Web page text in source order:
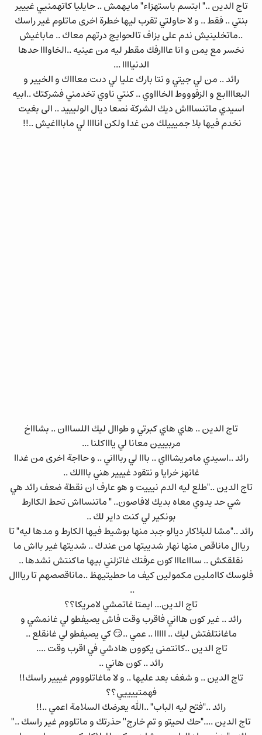
تاج الدين .." ابتسم باستهزاء" مايهمش .. حايليا كاتهمنيي غييير
بنتي .. فقط .. و لا حاولتي تقرب ليها خطرة اخرى ماتلوم غير راسك
..ماتخلينيش ندم على بزاف تالحوايج درتهم معاك .. ماباغيش
نخسر مع يمن و انا عااارفك مقطر ليه من عينيه ..الخاوااا حدها
الدنياااا ...
رائد .. من لي جيتي و نتا بارك عليا لي دىت معاااك و الخيير و
البعاااابع و الزفوووط الخاااوي .. كنتي ناوي تخدمني فشركتك ..ابيه
اسيدي ماتنساااش ديك الشركة نصعا ديال الوليييد .. الى بغيت
نخدم فيها بلا جميييلك من غدا ولكن اناااا لي ماباااغيش ..!!
تاج الدين .. هاي هاي كبرتي و طواال ليك اللسااان .. بشاااخ
مربييين معانا لي ياااكلنا ...
رائد ..اسيدي مامريشاااي .. بااا لي رباااني .. و حااجة اخرى من غداا
غانهز خرايا و نتقود غييير هني بااالك ..
تاج الدين .."طلع ليه الدم نيييت و هو عارف ان نقطة ضعف رائد هي
شي حد يدوي معاه بديك لافاصون.. " ماتنسااش تحط الكاارط
بونكير لي كنت داير لك ..
رائد .."مشا للبلاكار ديالو جبد منها بوشيط فيها الكارط و مدها ليه" تا
رياال ماناقص منها نهار شدييتها من عندك .. شديتها غير بااش ما
نقلقكش .. ساااعااا كون عرفتك غاتزلني بيها ماكنتش نشدها ..
فلوسك كااملين مكمولين كيف ما حطيتيهظ ..ماناقصصهم تا ريااال
..
تاج الدين... ايمتا غاتمشي لامريكا؟؟
رائد .. غير كون هااني فاقرب وقت فاش يصيفطو لي غانمشي و
ماغانتلفتش ليك .. ااااا .. عمي ..😏 كي يصيفطو لي غانقلع ..
تاج الدين ..كانتمنى يكوون هادشي في اقرب وقت ....
رائد .. كون هاني ..
تاج الدين .. و شغف بعد عليها .. و لا ماغاتلوووم غييير راسك!!
فهمتييييي؟؟
رائد .."فتح ليه الباب" ..الله يعرضك السلامة اعمي ..!!
تاج الدين ...."حك لحيتو و تم خارج'' حذرتك و ماتلووم غير راسك ..''